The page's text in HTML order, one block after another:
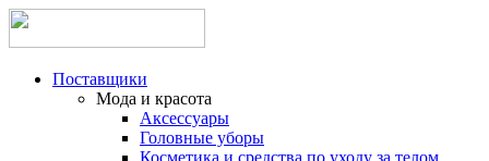
Поставщики
Мода и красота
Аксессуары
Головные уборы
Косметика и средства по уходу за телом